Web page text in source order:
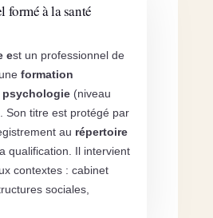
formé à la santé
est un professionnel de
formation
psychologie(niveau
Son titre est protégé par
au répertoire
qualification. Il intervient
contextes : cabinet
sociales,